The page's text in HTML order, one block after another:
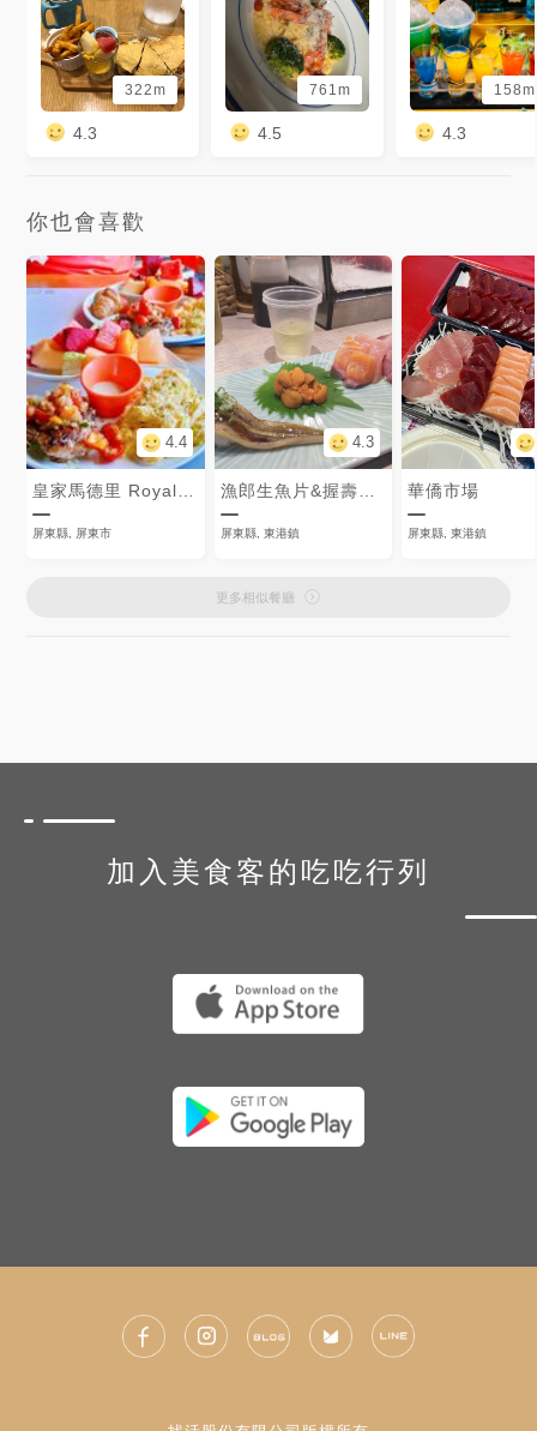
322m
4.3
761m
4.5
158m
4.3
你也會喜歡
4.4
屏東縣, 屏東市
4.3
屏東縣, 東港鎮
華僑市場
屏東縣, 東港鎮
更多相似餐廳
加入美食客的吃吃行列